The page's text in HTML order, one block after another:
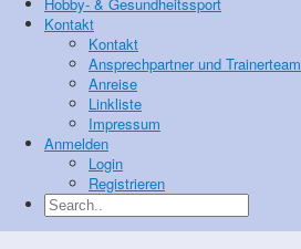
Kontakt
Kontakt
Ansprechpartner und Trainerteam
Anreise
Linkliste
Impressum
Anmelden
Login
Registrieren